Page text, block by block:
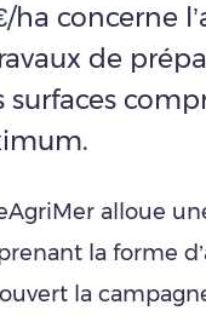
ha concerne
de
alloue
la forme
la